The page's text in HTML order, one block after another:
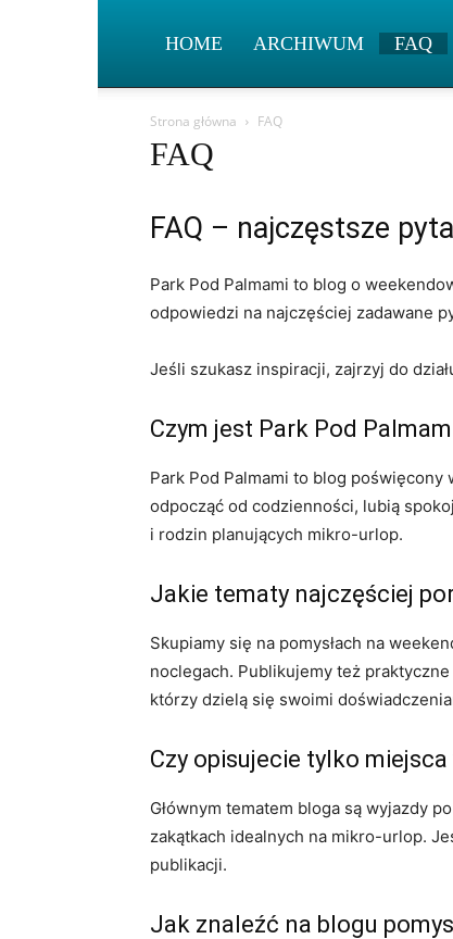
HOME ARCHIWUM FAQ
Strona główna FAQ
FAQ
FAQ – najczęstsze
Park Pod Palmami to blog o
odpowiedzi na najczęściej zadawane
Jeśli szukasz inspiracji, zajrzyj do
Czym jest Park Pod
Park Pod Palmami to blog
odpocząć od codzienności, lubią
i rodzin planujących mikro-urlop.
Jakie tematy najczęściej
Skupiamy się na pomysłach na
noclegach. Publikujemy też
którzy dzielą się swoimi
Czy opisujecie tylko
Głównym tematem bloga są wyjazdy
zakątkach idealnych na mikro-urlop.
publikacji.
Jak znaleźć na blogu